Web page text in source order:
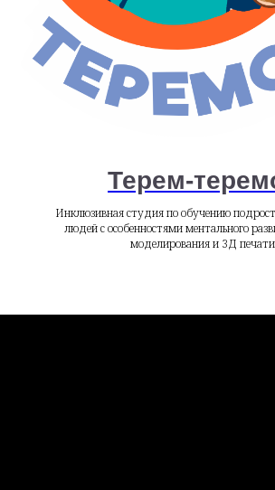
Терем-
Инклюзивная студия по обучению
людей с особенностями ментального
моделирования и 3Д печати